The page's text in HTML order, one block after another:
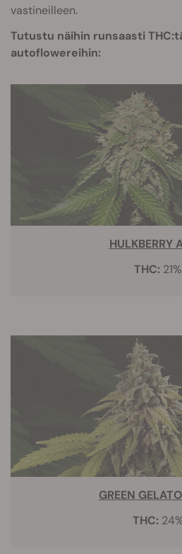
vastineilleen.
Tutustu näihin runsaasti
autoflowereihin:
HULKBERRY
THC: 21%
GREEN
THC: